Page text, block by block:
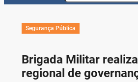
Segurança Pública
Brigada Militar
regional de